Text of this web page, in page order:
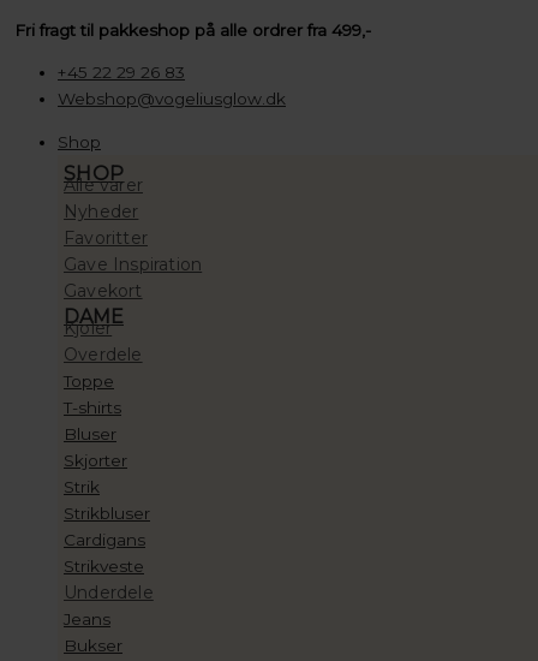
til
indholdet
Fri fragt til pakkeshop på alle ordrer fra 499,-
+45 22 29 26 83
Webshop@vogeliusglow.dk
Shop
SHOP
Alle varer
Nyheder
Favoritter
Gave Inspiration
Gavekort
DAME
Kjoler
Overdele
Toppe
T-shirts
Bluser
Skjorter
Strik
Strikbluser
Cardigans
Strikveste
Underdele
Jeans
Bukser
………efter:
efter
oprindelige
var:
aktuelle
efter:
100,00 kr.
10.000,00 kr.